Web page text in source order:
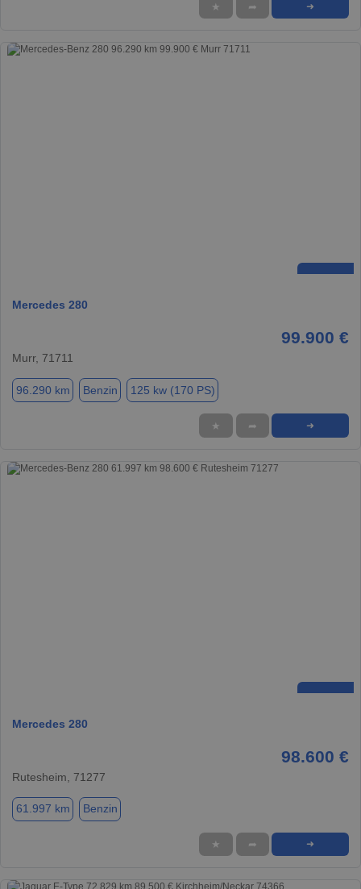
★ ➦ ➜
Mercedes 280
99.900 €
Murr, 71711
96.290 km Benzin 125 kw (170 PS)
★ ➦ ➜
Mercedes 280
98.600 €
Rutesheim, 71277
61.997 km Benzin
★ ➦ ➜